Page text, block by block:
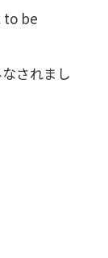
to be
されまし